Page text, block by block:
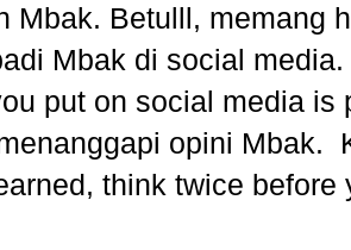
Mbak. Betulll, memang
Mbak di social
put on social media
opini Mbak.
think twice